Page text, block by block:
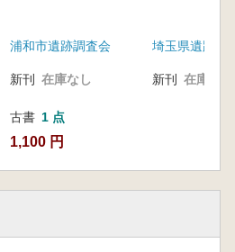
浦和市遺跡調査会
新刊 在庫なし
古書 1 点
1,100 円
埼玉県遺跡調
新刊 在庫なし